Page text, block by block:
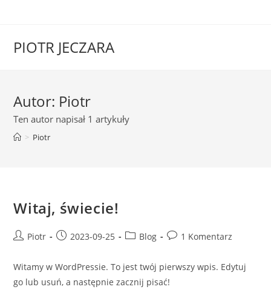
PIOTR JECZARA
Autor: Piotr
Ten autor napisał 1 artykuły
> Piotr
Witaj, świecie!
PostPiotr
Post2023-09-25
PostBlog
Post1 Komentarz
Witamy w WordPressie. To jest twój pierwszy wpis. Edytuj
go lub usuń, a następnie zacznij pisać!